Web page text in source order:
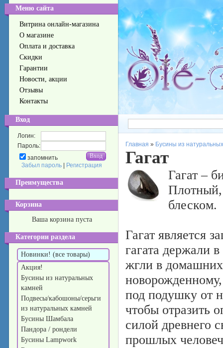
Меню сайта
Витрина онлайн-магазина
О магазине
Оплата и доставка
Скидки
Гарантии
Новости, акции
Отзывы
Контакты
Вход
Логин:
Пароль:
запомнить
Забыл пароль
Регистрация
Преимущества
Корзина
Ваша корзина пуста
Категории раздела
Новинки! (все товары)
Акция!
Бусины из натуральных
камней
Подвесы/кабошоны/серьги
из натуральных камней
Бусины Шамбала
Пандора / рондели
Бусины Lampwork
Главная » Бусины из
Гагат
Гагат –
Плотный,
блеском.
Гагат является
гагата держали
жгли в
новорожденному,
под подушку от
чтобы отразить
силой древнего
прошлых